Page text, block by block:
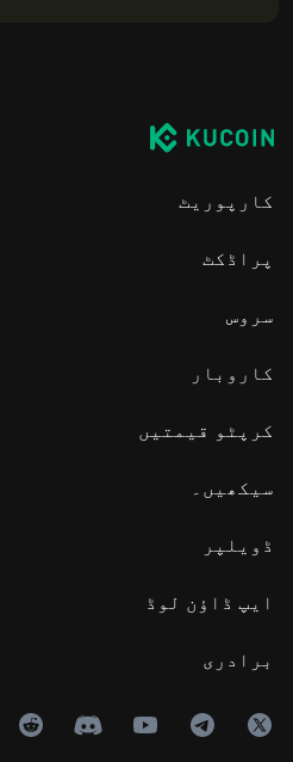
کارپوریٹ
پراڈکٹ
سروس
کاروبار
کرپٹو قیمتیں
سیکھیں۔
ڈویلپر
ایپ ڈاؤن لوڈ
برادری